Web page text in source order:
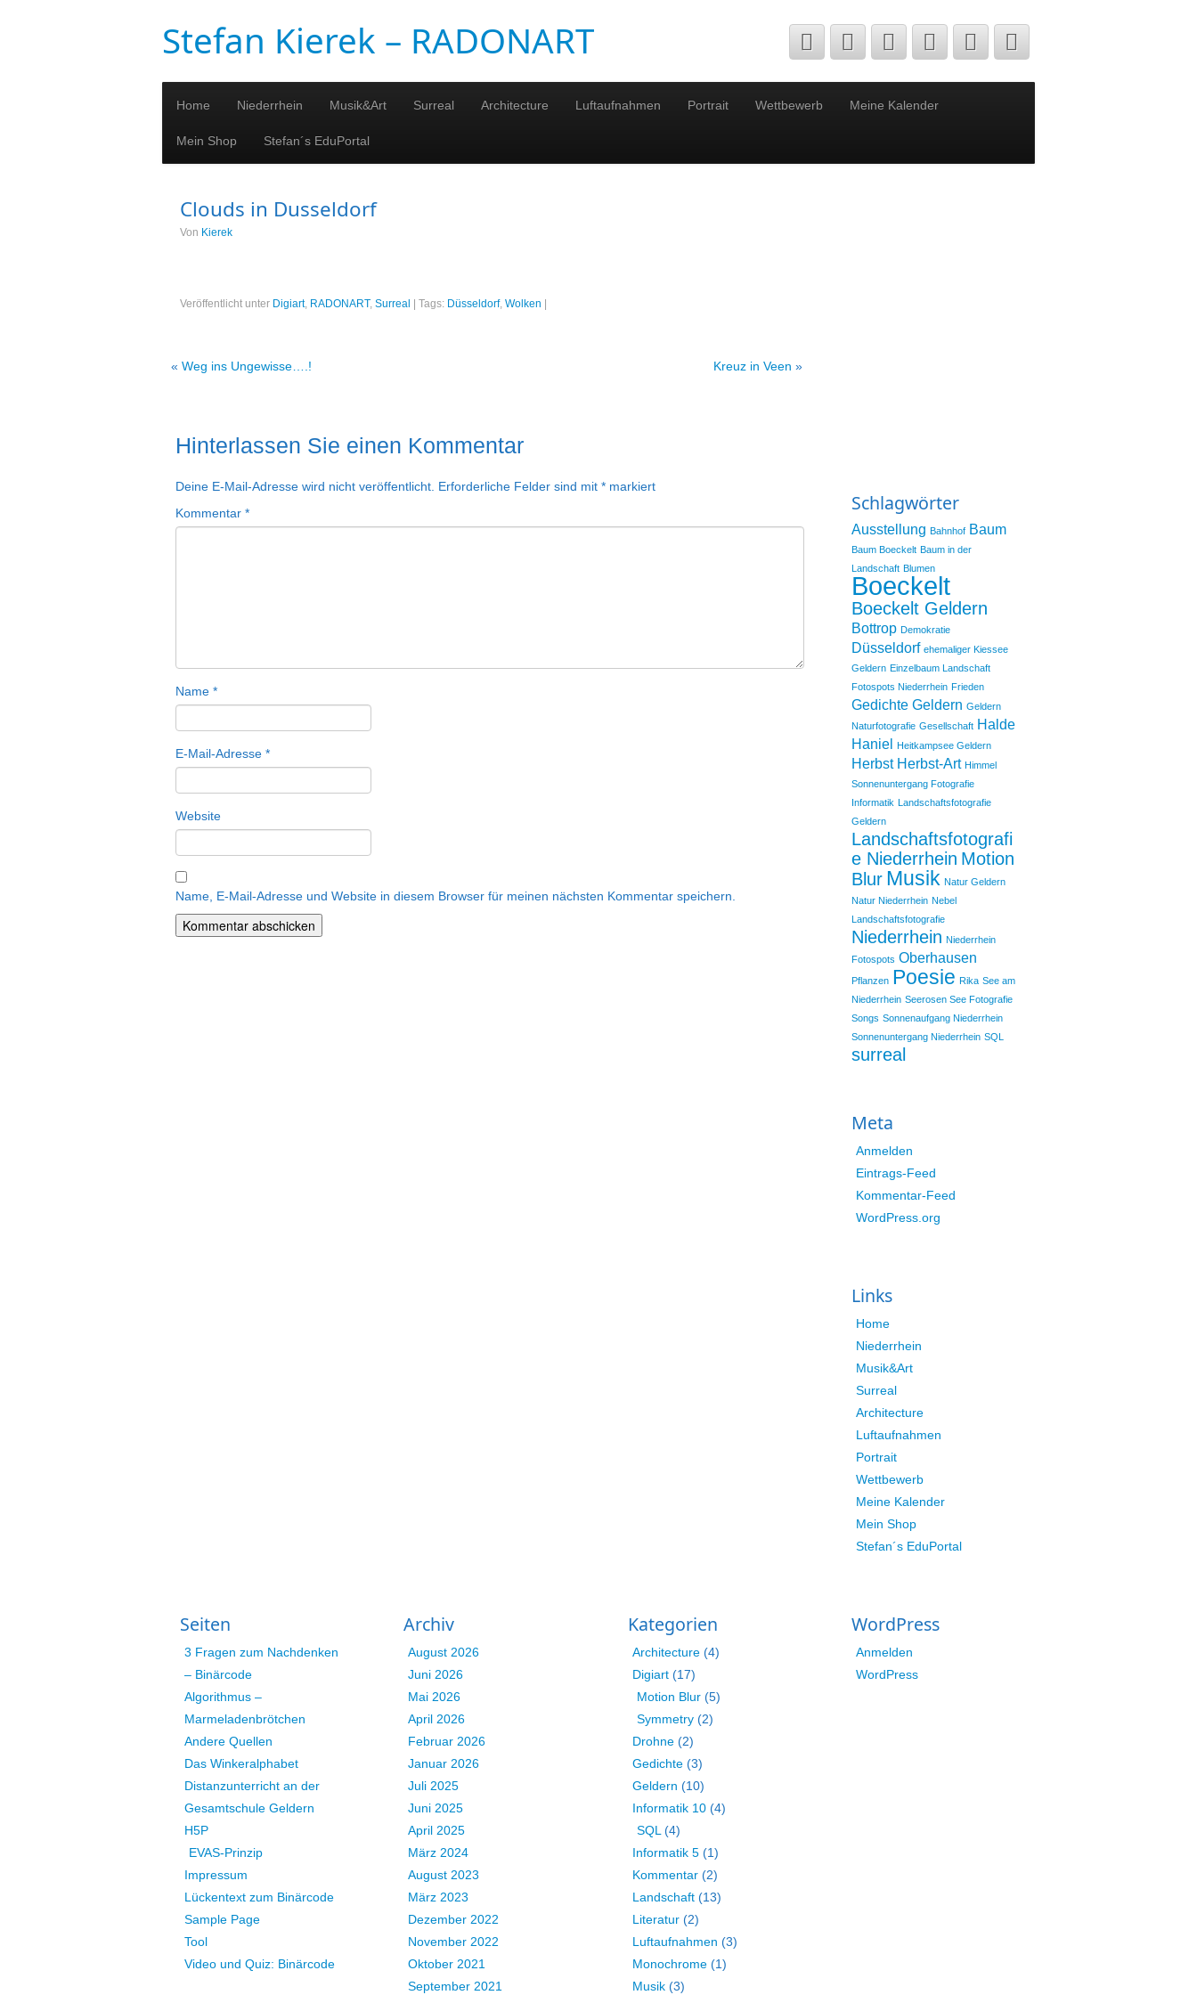
Stefan Kierek – RADONART
Home Niederrhein Musik&Art Surreal Architecture Luftaufnahmen Portrait Wettbewerb Meine Kalender
Mein Shop Stefan´s EduPortal
Clouds in Dusseldorf
Von Kierek
Veröffentlicht unter Digiart, RADONART, Surreal Tags: Düsseldorf, Wolken
« Weg ins Ungewisse….! Kreuz in Veen »
Hinterlassen Sie einen Kommentar
Deine E-Mail-Adresse wird nicht veröffentlicht. Erforderliche Felder sind mit * markiert
Kommentar *
Name *
E-Mail-Adresse *
Website
Name, E-Mail-Adresse und Website in diesem Browser für meinen nächsten Kommentar speichern.
Schlagwörter
Ausstellung Bahnhof Baum
Baum Boeckelt Baum in der
Landschaft Blumen
Boeckelt
Boeckelt Geldern
Bottrop Demokratie
Düsseldorf ehemaliger Kiessee
Geldern Einzelbaum Landschaft
Fotospots Niederrhein Frieden
Gedichte Geldern Geldern
Naturfotografie Gesellschaft Halde
Haniel
Heitkampsee Geldern
Herbst Herbst-Art Himmel
Sonnenuntergang Fotografie
Informatik Landschaftsfotografie
Geldern
Landschaftsfotografi
e Niederrhein Motion
Blur Musik Natur Geldern
Natur Niederrhein Nebel
Landschaftsfotografie
Niederrhein Niederrhein
Fotospots Oberhausen
Pflanzen Poesie Rika See am
Niederrhein Seerosen See Fotografie
Songs Sonnenaufgang Niederrhein
Sonnenuntergang Niederrhein SQL
surreal
Meta
Anmelden
Eintrags-Feed
Kommentar-Feed
WordPress.org
Links
Home
Niederrhein
Musik&Art
Surreal
Architecture
Luftaufnahmen
Portrait
Wettbewerb
Meine Kalender
Mein Shop
Stefan´s EduPortal
Seiten
3 Fragen zum Nachdenken
– Binärcode
Algorithmus –
Marmeladenbrötchen
Andere Quellen
Das Winkeralphabet
Distanzunterricht an der
Gesamtschule Geldern
H5P
EVAS-Prinzip
Impressum
Lückentext zum Binärcode
Sample Page
Tool
Video und Quiz: Binärcode
Archiv
August 2026
Juni 2026
Mai 2026
April 2026
Februar 2026
Januar 2026
Juli 2025
Juni 2025
April 2025
März 2024
August 2023
März 2023
Dezember 2022
November 2022
Oktober 2021
September 2021
Kategorien
Architecture(4)
Digiart(17)
Motion Blur(5)
Symmetry(2)
Drohne(2)
Gedichte(3)
Geldern (10)
Informatik 10(4)
SQL(4)
Informatik 5(1)
Kommentar(2)
Landschaft(13)
Literatur(2)
Luftaufnahmen (3)
Monochrome(1)
Musik(3)
WordPress
Anmelden
WordPress